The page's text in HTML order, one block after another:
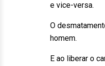
e vice-versa.
O
homem.
E ao liberar o